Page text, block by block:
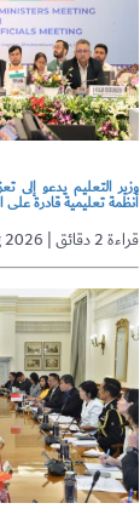
وزير التعليم يدعو إلى
أنظمة تعليمية قادرة
07 Aug 2026 | قراءة 2 دقائق